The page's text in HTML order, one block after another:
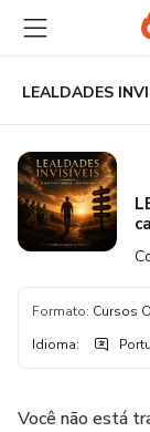
para
conteúdo
principal
para
pagamento
para
rodapé
Formato: Cursos
Idioma:
Você não está